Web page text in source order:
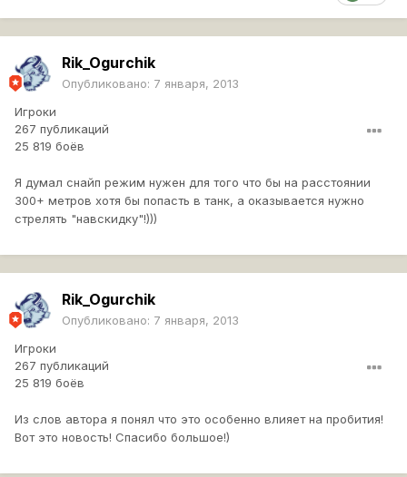
Rik_Ogurchik
Опубликовано: 7 января, 2013
Игроки
267 публикаций
25 819 боёв
Я думал снайп режим нужен для того что бы на расстоянии
300+ метров хотя бы попасть в танк, а оказывается нужно
стрелять "навскидку"!)))
Rik_Ogurchik
Опубликовано: 7 января, 2013
Игроки
267 публикаций
25 819 боёв
Из слов автора я понял что это особенно влияет на пробития!
Вот это новость! Спасибо большое!)